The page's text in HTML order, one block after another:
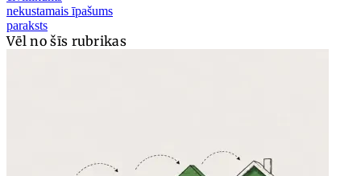
nekustamais īpašums
paraksts
Vēl no šīs rubrikas